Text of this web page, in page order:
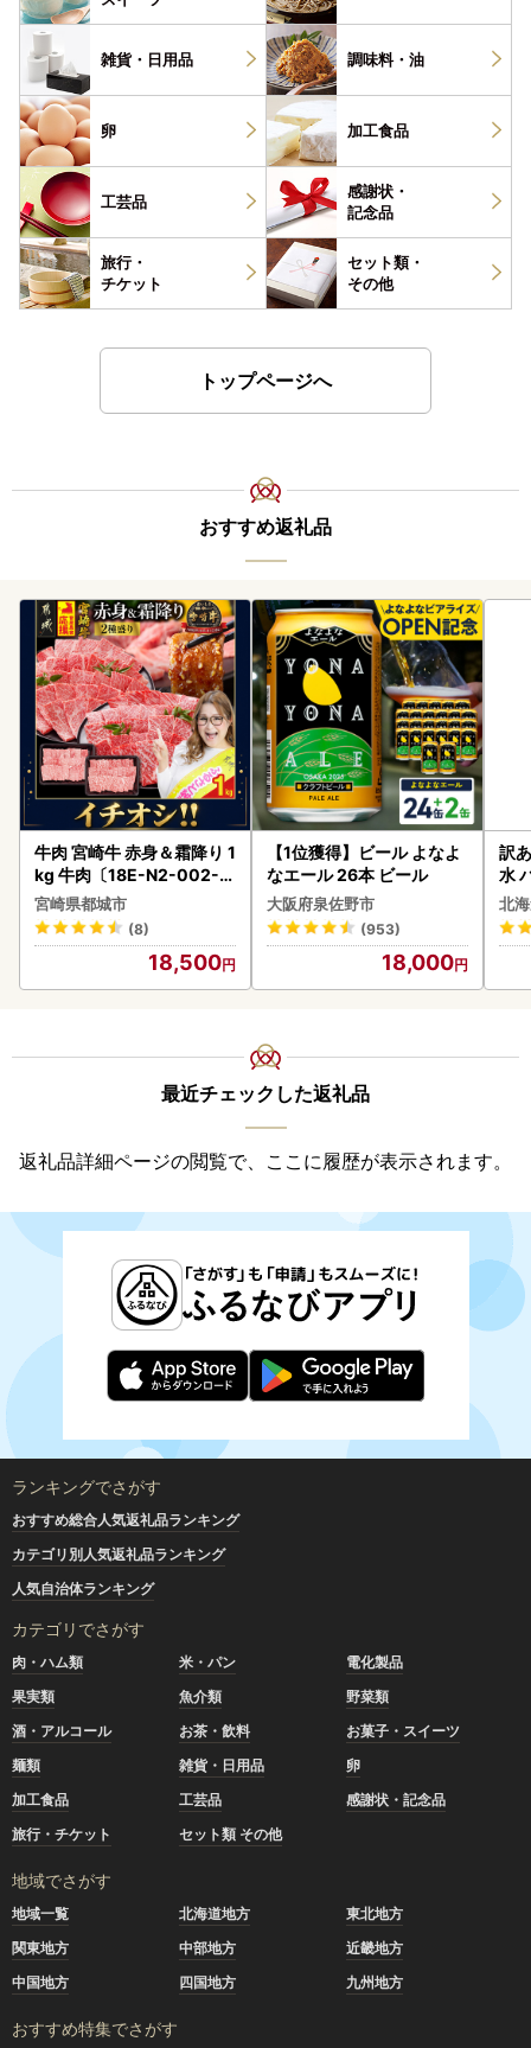
雑貨・ 日用品 調味料・ 油
卵 加工食品
工芸品
感謝状・
記念品
旅行・
チケット
セット類・
その他
トップページへ
おすすめ返礼品
牛肉 宮崎牛 赤身＆霜降り 1
kg 牛肉〔18E-N2-002-1
kg-S4A6-CF〕
宮崎県都城市
(8)
18,500
【1位獲得】ビール よなよ
なエール 26本 ビール
大阪府泉佐野市
(953)
18,000
訳
水
ク
付
海
取
北
最近チェックした返礼品
返礼品詳細ページの閲覧で、ここに履歴が表示されます。
ランキングでさがす
おすすめ総合人気返礼品ランキング
カテゴリ別人気返礼品ランキング
人気自治体ランキング
カテゴリでさがす
肉・ハム類 米・パン
電化製品
果実類
魚介類
野菜類
酒・アルコール
お茶・飲料
お菓子・スイーツ
麺類
雑貨・日用品
卵
加工食品
工芸品
感謝状・記念品
旅行・チケット
セット類 その他
地域でさがす
地域一覧 北海道地方
東北地方
関東地方
中部地方
近畿地方
中国地方
四国地方 九州地方
おすすめ特集でさがす